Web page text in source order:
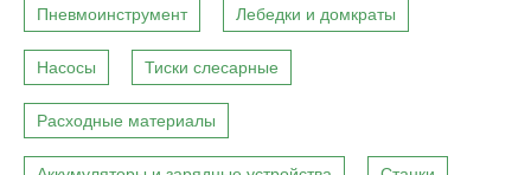
Пневмоинструмент Лебедки и домкраты
Насосы Тиски слесарные
Расходные материалы